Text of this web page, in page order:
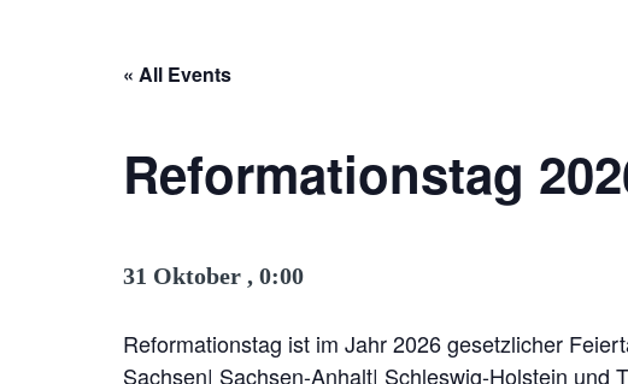
« All Events
Reformationstag
31 Oktober , 0:00
Reformationstag ist im Jahr 2026 gesetzlicher
Sachsen| Sachsen-Anhalt| Schleswig-Holstein und